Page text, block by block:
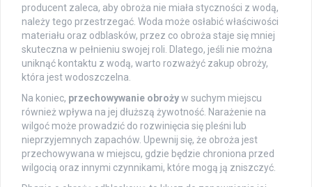
producent zaleca, aby obroża nie miała styczności z wodą,
należy tego przestrzegać. Woda może osłabić właściwości
materiału oraz odblasków, przez co obroża staje się mniej
skuteczna w pełnieniu swojej roli. Dlatego, jeśli nie można
uniknąć kontaktu z wodą, warto rozważyć zakup obroży,
która jest wodoszczelna.
Na koniec, przechowywanie obrożyw suchym miejscu
również wpływa na jej dłuższą żywotność. Narażenie na
wilgoć może prowadzić do rozwinięcia się pleśni lub
nieprzyjemnych zapachów. Upewnij się, że obroża jest
przechowywana w miejscu, gdzie będzie chroniona przed
wilgocią oraz innymi czynnikami, które mogą ją zniszczyć.